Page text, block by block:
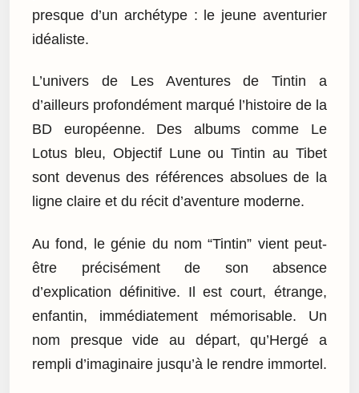
presque d’un archétype : le jeune aventurier
idéaliste.
L’univers de Les Aventures de Tintin a
d’ailleurs profondément marqué l’histoire de la
BD européenne. Des albums comme Le
Lotus bleu, Objectif Lune ou Tintin au Tibet
sont devenus des références absolues de la
ligne claire et du récit d’aventure moderne.
Au fond, le génie du nom “Tintin” vient peut-
être précisément de son absence
d’explication définitive. Il est court, étrange,
enfantin, immédiatement mémorisable. Un
nom presque vide au départ, qu’Hergé a
rempli d’imaginaire jusqu’à le rendre immortel.